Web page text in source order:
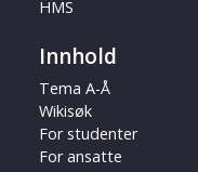
HMS
Innhold
Tema A-Å
Wikisøk
For studenter
For ansatte